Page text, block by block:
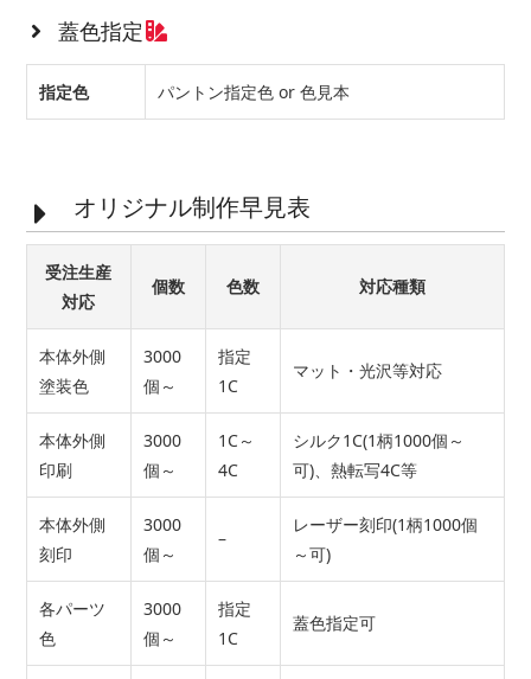
蓋色指定
指定色 パントン指定色 or 色見本
オリジナル制作早見表
受注生産
対応
個数 色数 対応種類
本体外側
塗装色
3000
個～
指定
1C
マット・光沢等対応
本体外側
印刷
3000
個～
1C～
4C
シルク1C(1柄1000個～
可)、熱転写4C等
本体外側
刻印
3000
個～
–
レーザー刻印(1柄1000個
～可)
各パーツ
色
3000
個～
指定
1C
蓋色指定可